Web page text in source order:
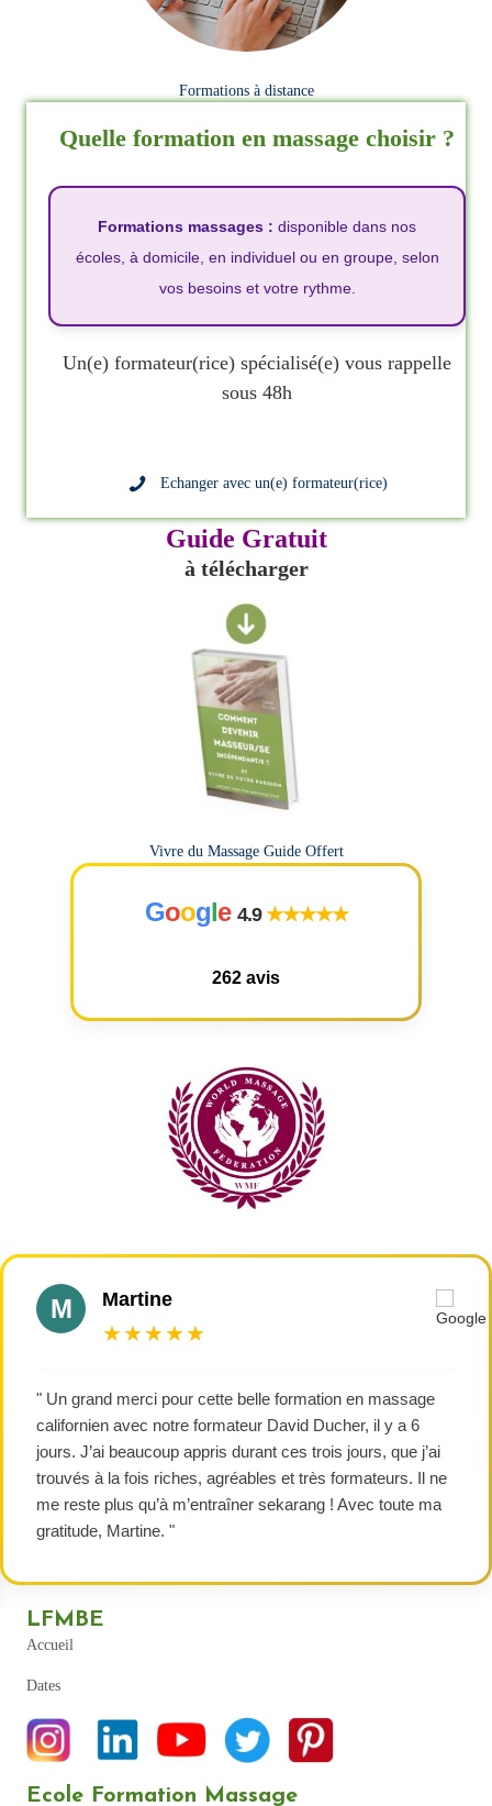
Formations à distance
Quelle formation en massage choisir ?
Formations massages : disponible dans nos
écoles, à domicile, en individuel ou en groupe, selon
vos besoins et votre rythme.
Un(e) formateur(rice) spécialisé(e) vous rappelle
sous 48h
Echanger avec un(e) formateur(rice)
Guide Gratuit
à télécharger
Vivre du Massage Guide Offert
Google 4.9★★★★★
262 avis
M Martine
★★★★★
" Un grand merci pour cette belle formation en massage
californien avec notre formateur David Ducher, il y a 6
jours. J’ai beaucoup appris durant ces trois jours, que j’ai
trouvés à la fois riches, agréables et très formateurs. Il ne
me reste plus qu’à m’entraîner sekarang ! Avec toute ma
gratitude, Martine. "
LFMBE
Accueil
Dates
Ecole Formation Massage